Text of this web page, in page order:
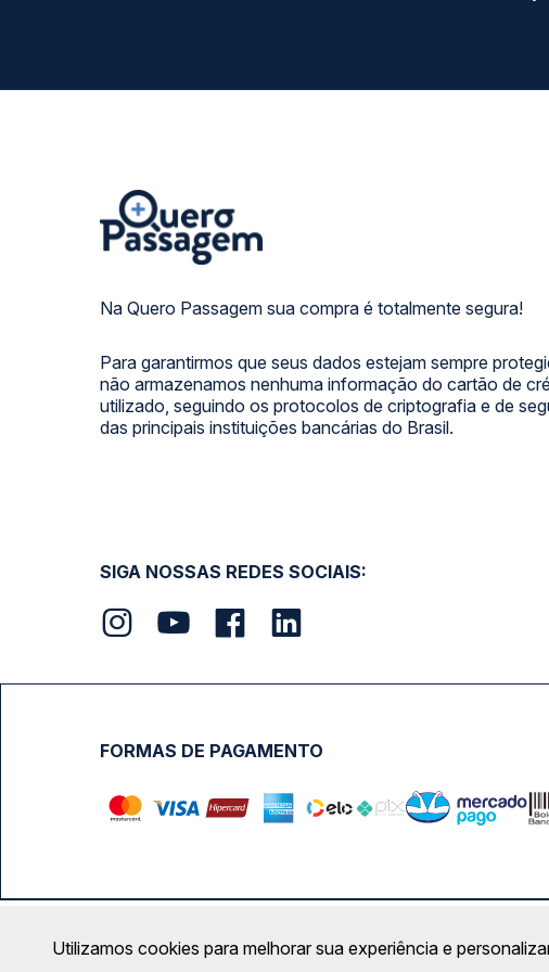
Na Quero Passagem sua compra é totalmente segura!
Para garantirmos que seus dados estejam sempre
não armazenamos nenhuma informação do cartão de
utilizado, seguindo os protocolos de criptografia e de
das principais instituições bancárias do Brasil.
SIGA NOSSAS REDES SOCIAIS:
FORMAS DE PAGAMENTO
Calçada das Margaridas, 163 - Sala 02 - Condomínio Centro
Utilizamos cookies para melhorar sua experiência e